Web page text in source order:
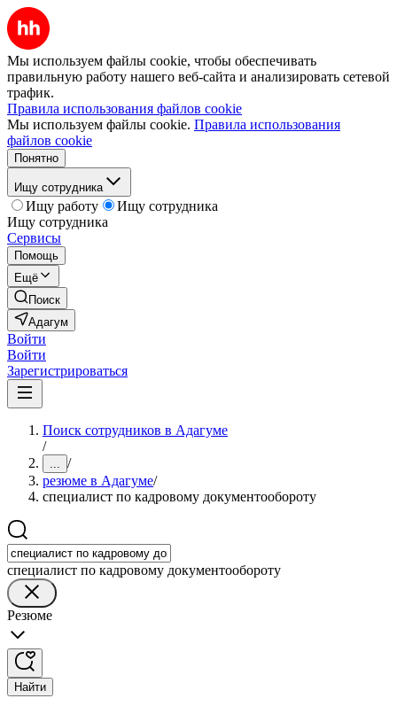
Мы используем файлы cookie, чтобы обеспечивать
правильную работу нашего веб-сайта и анализировать сетевой
трафик.
Правила использования файлов cookie
Мы используем файлы cookie. Правила использования
файлов cookie
Понятно
Ищу сотрудника
Ищу работу
Ищу сотрудника
Ищу сотрудника
Сервисы
Помощь
Ещё
Поиск
Адагум
Войти
Войти
Зарегистрироваться
Поиск сотрудников в Адагуме
/
... /
резюме в Адагуме/
специалист по кадровому документообороту
специалист по кадровому документообороту
Резюме
Найти